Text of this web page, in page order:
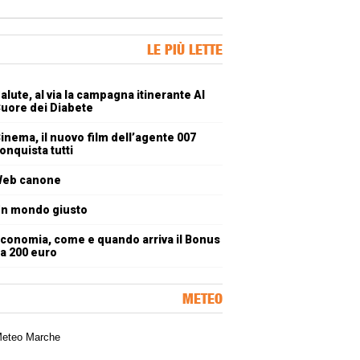
LE PIÙ LETTE
al via la campagna itinerante Al
dei Diabete
il nuovo film dell’agente 007
tutti
canone
mondo giusto
come e quando arriva il Bonus
200 euro
METEO
meteorologica delle Marche